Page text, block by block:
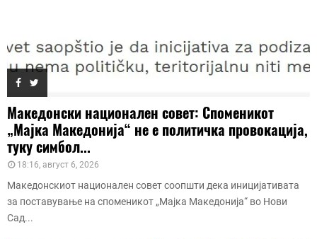
Македонски национален совет: Споменикот
„Мајка Македонија“ не е политичка провокација,
туку симбол...
18:16, август 6, 2026
Македонскиот национален совет соопшти дека иницијативата
за поставување на споменикот „Мајка Македонија“ во Нови
Сад...